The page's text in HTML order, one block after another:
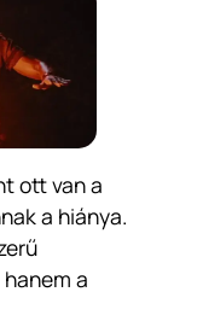
ott van a
a hiánya.
a